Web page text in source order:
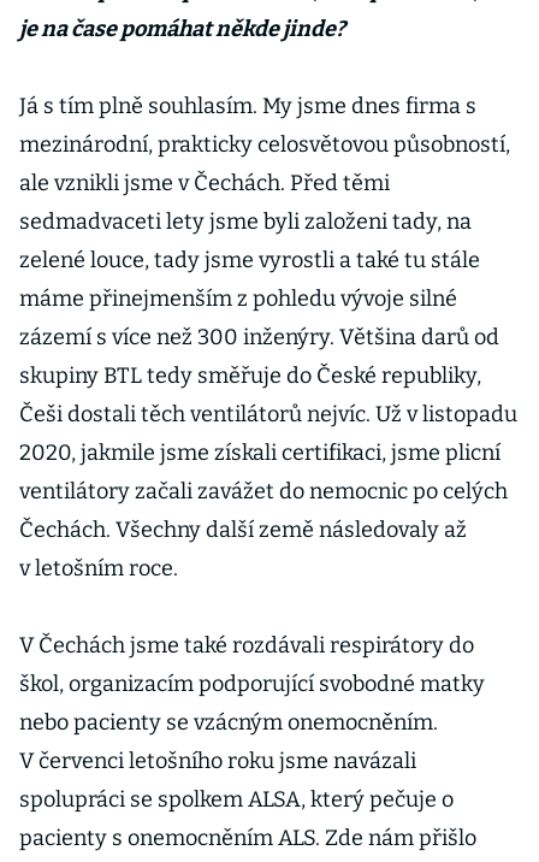
je na čase pomáhat někde jinde?
Já s tím plně souhlasím. My jsme dnes firma s
mezinárodní, prakticky celosvětovou působností,
ale vznikli jsme v Čechách. Před těmi
sedmadvaceti lety jsme byli založeni tady, na
zelené louce, tady jsme vyrostli a také tu stále
máme přinejmenším z pohledu vývoje silné
zázemí s více než 300 inženýry. Většina darů od
skupiny BTL tedy směřuje do České republiky,
Češi dostali těch ventilátorů nejvíc. Už v listopadu
2020, jakmile jsme získali certifikaci, jsme plicní
ventilátory začali zavážet do nemocnic po celých
Čechách. Všechny další země následovaly až
v letošním roce.
V Čechách jsme také rozdávali respirátory do
škol, organizacím podporující svobodné matky
nebo pacienty se vzácným onemocněním.
V červenci letošního roku jsme navázali
spolupráci se spolkem ALSA, který pečuje o
pacienty s onemocněním ALS. Zde nám přišlo